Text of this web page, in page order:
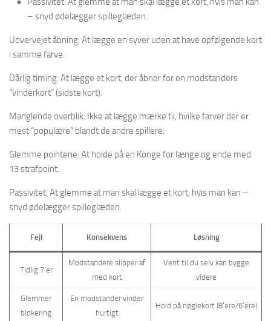
– snyd ødelægger spilleglæden.
Uovervejet åbning: At lægge en syver uden at have opfølgende kort
i samme farve.
Dårlig timing: At lægge et kort, der åbner for en modstanders
“vinderkort” (sidste kort).
Manglende overblik: Ikke at lægge mærke til, hvilke farver der er
mest “populære” blandt de andre spillere.
Glemme pointene: At holde på en Konge for længe og ende med
13 strafpoint.
Passivitet: At glemme at man skal lægge et kort, hvis man kan –
snyd ødelægger spilleglæden.
Fejl Konsekvens Løsning
Tidlig 7’er
Modstandere slipper af
med kort
Vent til du selv kan bygge
videre
Glemmer
blokering
En modstander vinder
hurtigt
Hold på nøglekort (8’ere/6’ere)